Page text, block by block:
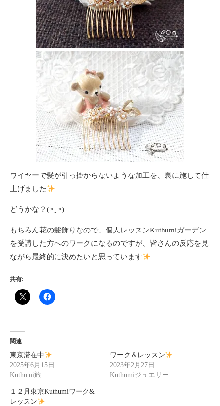
ワイヤーで髪が引っ掛からないような加工を、裏に施して仕
上げました
どうかな？(⁠◔⁠‿⁠◔⁠)
もちろん花の髪飾りなので、個人レッスンKuthumiガーデン
を受講した方へのワークになるのですが、皆さんの反応を見
ながら最終的に決めたいと思っています
共有:
関連
東京滞在中
2025年6月15日
Kuthumi旅
ワーク＆レッスン
2023年2月27日
Kuthumiジュエリー
１２月東京Kuthumiワーク&
レッスン